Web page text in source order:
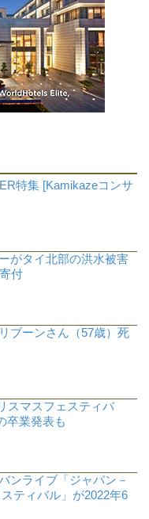
特集 [Kamikazeコンサ
がタイ北部の洪水被害
付
ブーンさん（57歳）死
スマスフェスティバ
卒業発表も
ンライブ「ジャパン－
ティバル」が2022年6